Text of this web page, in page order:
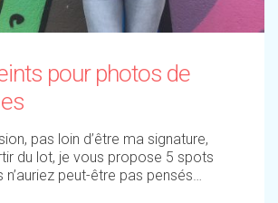
pour photos de
pas loin d’être ma signature,
du lot, je vous propose 5 spots
n’auriez peut-être pas pensés…